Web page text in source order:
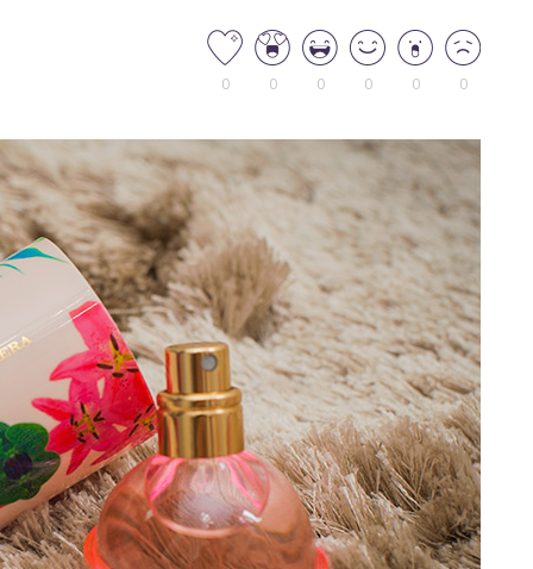
0 0 0 0 0 0